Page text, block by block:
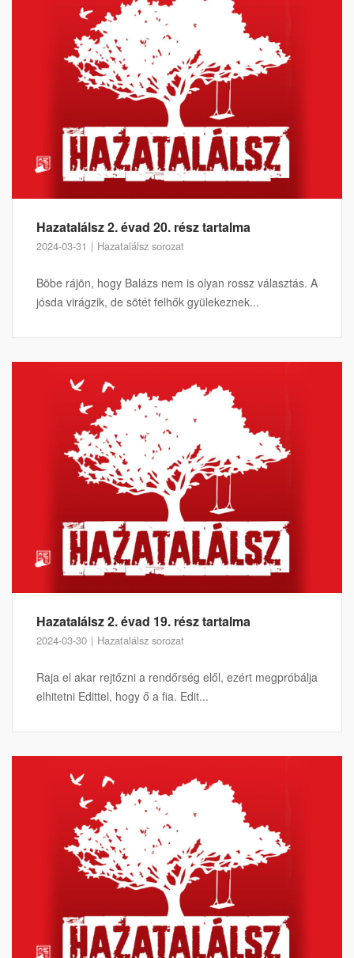
Hazatalálsz 2. évad 20. rész tartalma
2024-03-31 Hazatalálsz sorozat
Böbe rájön, hogy Balázs nem is olyan rossz választás. A
jósda virágzik, de sötét felhők gyülekeznek...
Hazatalálsz 2. évad 19. rész tartalma
2024-03-30 Hazatalálsz sorozat
Raja el akar rejtőzni a rendőrség elől, ezért megpróbálja
elhitetni Edittel, hogy ő a fia. Edit...